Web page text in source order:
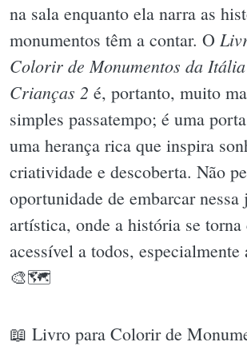
na sala enquanto ela narra as
monumentos têm a contar. O
Colorir de Monumentos da
Crianças 2 é, portanto, muito
simples passatempo; é uma
uma herança rica que inspira
criatividade e descoberta. Não
oportunidade de embarcar nessa
artística, onde a história se
acessível a todos, especialmente
🎨🗺
📖 Livro para Colorir de